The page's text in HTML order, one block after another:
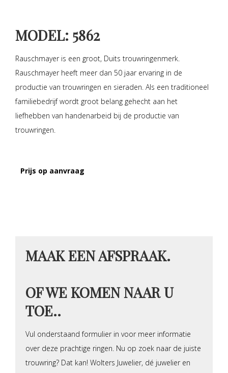
MODEL: 5862
Rauschmayer is een groot, Duits trouwringenmerk.
Rauschmayer heeft meer dan 50 jaar ervaring in de
productie van trouwringen en sieraden. Als een traditioneel
familiebedrijf wordt groot belang gehecht aan het
liefhebben van handenarbeid bij de productie van
trouwringen.
Prijs op aanvraag
MAAK EEN AFSPRAAK.
OF WE KOMEN NAAR U
TOE..
Vul onderstaand formulier in voor meer informatie
over deze prachtige ringen. Nu op zoek naar de juiste
trouwring? Dat kan! Wolters Juwelier, dé juwelier en